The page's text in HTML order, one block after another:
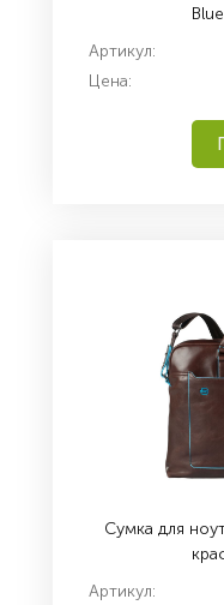
Артикул:
Цена:
Сумка для
Артикул: